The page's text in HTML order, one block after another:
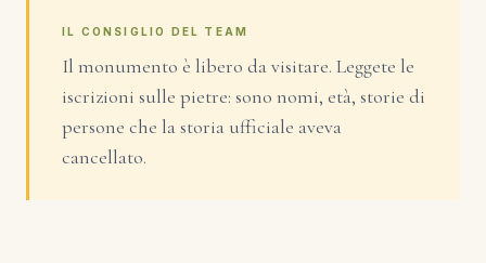
IL CONSIGLIO DEL TEAM
Il monumento è libero da visitare. Leggete le
iscrizioni sulle pietre: sono nomi, età, storie di
persone che la storia ufficiale aveva
cancellato.